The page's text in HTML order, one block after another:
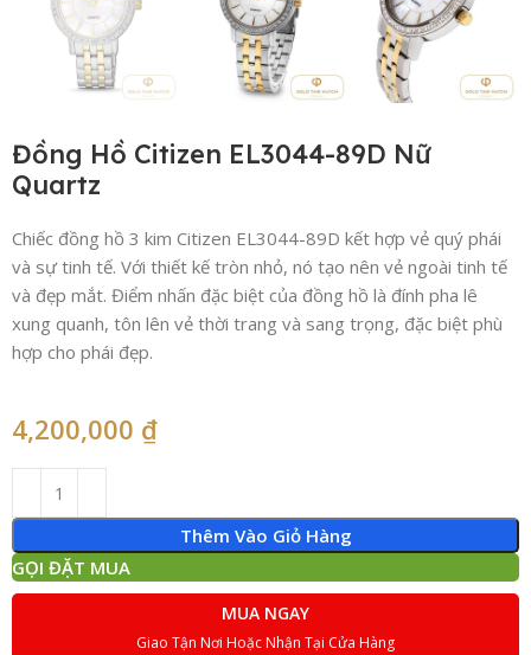
Đồng Hồ Citizen EL3044-89D Nữ
Quartz
Chiếc đồng hồ 3 kim Citizen EL3044-89D kết hợp vẻ quý phái
và sự tinh tế. Với thiết kế tròn nhỏ, nó tạo nên vẻ ngoài tinh tế
và đẹp mắt. Điểm nhấn đặc biệt của đồng hồ là đính pha lê
xung quanh, tôn lên vẻ thời trang và sang trọng, đặc biệt phù
hợp cho phái đẹp.
4,200,000 ₫
Thêm Vào Giỏ Hàng
GỌI ĐẶT MUA
MUA NGAY
Giao Tận Nơi Hoặc Nhận Tại Cửa Hàng